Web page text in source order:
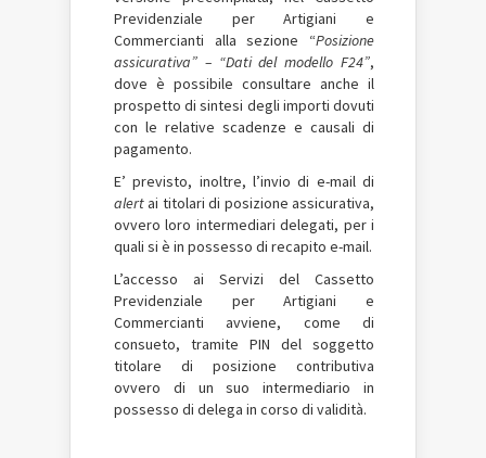
Previdenziale per Artigiani e
Commercianti alla sezione “Posizione
assicurativa” – “Dati del modello F24”,
dove è possibile consultare anche il
prospetto di sintesi degli importi dovuti
con le relative scadenze e causali di
pagamento.
E’ previsto, inoltre, l’invio di e-mail di
alertai titolari di posizione assicurativa,
ovvero loro intermediari delegati, per i
quali si è in possesso di recapito e-mail.
L’accesso ai Servizi del Cassetto
Previdenziale per Artigiani e
Commercianti avviene, come di
consueto, tramite PIN del soggetto
titolare di posizione contributiva
ovvero di un suo intermediario in
possesso di delega in corso di validità.